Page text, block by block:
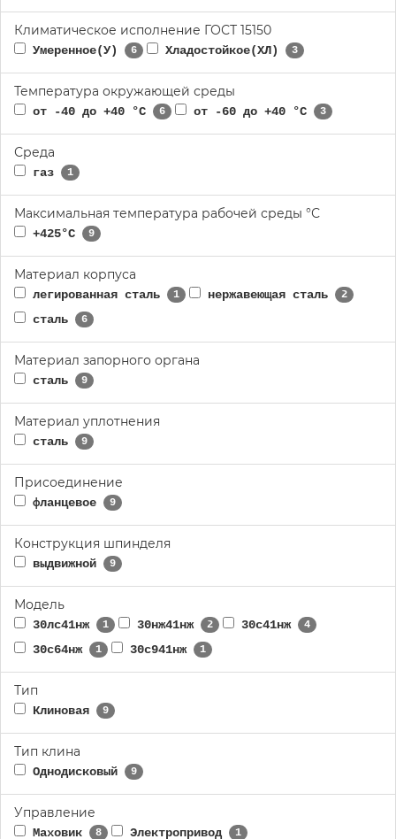
Климатическое исполнение ГОСТ 15150
Умеренное(У) 6 Хладостойкое(ХЛ) 3
Температура окружающей среды
от -40 до +40 °С 6 от -60 до +40 °С 3
Среда
газ 1
Максимальная температура рабочей среды °С
+425°С 9
Материал корпуса
легированная сталь 1 нержавеющая сталь 2
сталь 6
Материал запорного органа
сталь 9
Материал уплотнения
сталь 9
Присоединение
фланцевое 9
Конструкция шпинделя
выдвижной 9
Модель
30лс41нж 1 30нж41нж 2 30с41нж 4
30с64нж 1 30с941нж 1
Тип
Клиновая 9
Тип клина
Однодисковый 9
Управление
Маховик 8 Электропривод 1